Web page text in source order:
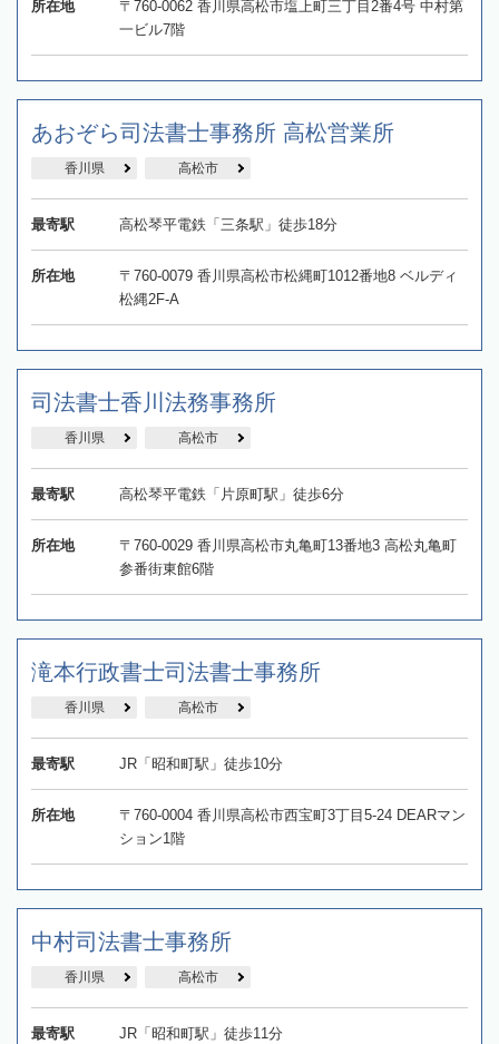
所在地
〒760-0062 香川県高松市塩上町三丁目2番4号 中村第
一ビル7階
あおぞら司法書士事務所 高松営業所
香川県 高松市
最寄駅 高松琴平電鉄「三条駅」徒歩18分
所在地
〒760-0079 香川県高松市松縄町1012番地8 ベルディ
松縄2F-A
司法書士香川法務事務所
香川県 高松市
最寄駅 高松琴平電鉄「片原町駅」徒歩6分
所在地
〒760-0029 香川県高松市丸亀町13番地3 高松丸亀町
参番街東館6階
滝本行政書士司法書士事務所
香川県 高松市
最寄駅 JR「昭和町駅」徒歩10分
所在地
〒760-0004 香川県高松市西宝町3丁目5-24 DEARマン
ション1階
中村司法書士事務所
香川県 高松市
最寄駅 JR「昭和町駅」徒歩11分